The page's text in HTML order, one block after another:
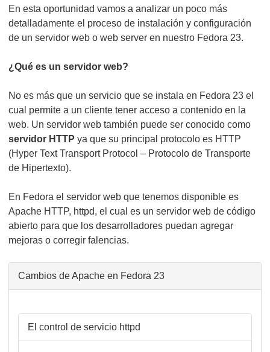
En esta oportunidad vamos a analizar un poco más
detalladamente el proceso de instalación y configuración
de un servidor web o web server en nuestro Fedora 23.
¿Qué es un servidor web?
No es más que un servicio que se instala en Fedora 23 el
cual permite a un cliente tener acceso a contenido en la
web. Un servidor web también puede ser conocido como
servidor HTTP ya que su principal protocolo es HTTP
(Hyper Text Transport Protocol – Protocolo de Transporte
de Hipertexto).
En Fedora el servidor web que tenemos disponible es
Apache HTTP, httpd, el cual es un servidor web de código
abierto para que los desarrolladores puedan agregar
mejoras o corregir falencias.
Cambios de Apache en Fedora 23
El control de servicio httpd